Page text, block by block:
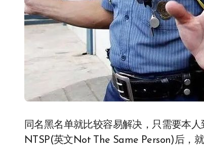
同名黑名单就比较容易解决，只需要本
NTSP(英文Not The Same Person)后，就